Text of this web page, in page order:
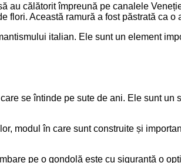
au călătorit împreună pe canalele
flori. Această ramură a fost păstrată ca
italian. Ele sunt un element
se întinde pe sute de ani. Ele sunt
modul în care sunt construite și
pe o gondolă este cu siguranță o